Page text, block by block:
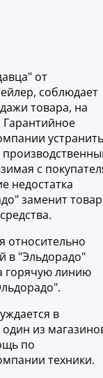
от
соблюдает
товара, на
Гарантийное
устранить
с
недостатка
заменит товар
относительно
в "Эльдорадо"
горячую линию
в
из
по
техники.